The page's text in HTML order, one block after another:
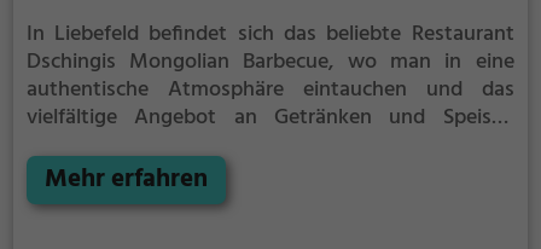
In Liebefeld befindet sich das beliebte Restaurant
Dschingis Mongolian Barbecue, wo man in eine
authentische Atmosphäre eintauchen und das
vielfältige Angebot an Getränken und Speisen
mongolisches Essen und Grillgerichte probieren,
sowie eine Auswahl an leckeren asiatischen und
Mehr erfahren